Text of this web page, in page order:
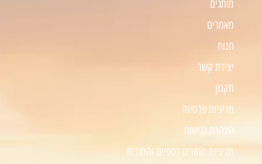
מותגים
מאמרים
חנות
יצירת קשר
תקנון
מדיניות פרטיות
הצהרת נגישות
מדיניות החזרים כספיים והחזרות